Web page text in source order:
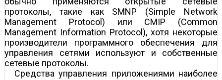
протоколы, такие как SMNP (Simple Network
Management Protocol) или CMIP (Common
Management Information Protocol), хотя некоторые
производители программного обеспечения для
управления сетями используют и собственные
сетевые протоколы.
Средства управления приложениями наиболее